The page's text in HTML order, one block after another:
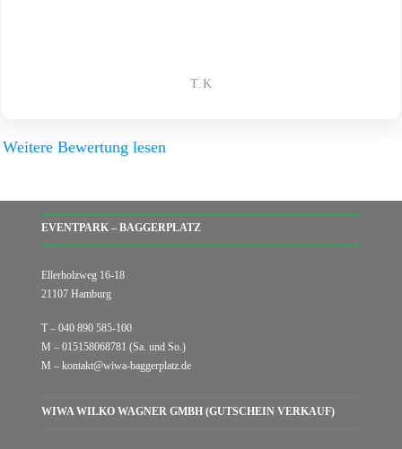
T.K
Weitere Bewertung lesen
EVENTPARK – BAGGERPLATZ
Ellerholzweg 16-18
21107 Hamburg
T – 040 890 585-100
M – 015158068781 (Sa. und So.)
M – kontakt@wiwa-baggerplatz.de
WIWA WILKO WAGNER GMBH (GUTSCHEIN VERKAUF)